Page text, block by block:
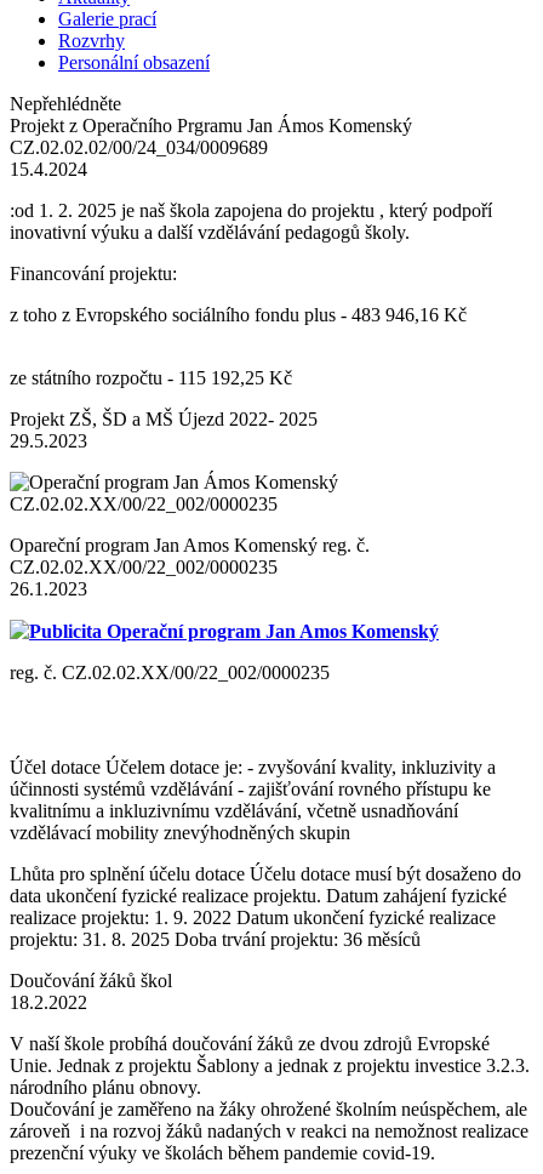
Galerie prací
Rozvrhy
Personální obsazení
Nepřehlédněte
Projekt z Operačního Prgramu Jan Ámos Komenský
CZ.02.02.02/00/24_034/0009689
15.4.2024
:od 1. 2. 2025 je naš škola zapojena do projektu , který podpoří
inovativní výuku a další vzdělávání pedagogů školy.
Financování projektu:
z toho z Evropského sociálního fondu plus - 483 946,16 Kč
ze státního rozpočtu - 115 192,25 Kč
Projekt ZŠ, ŠD a MŠ Újezd 2022- 2025
29.5.2023
Opareční program Jan Amos Komenský reg. č.
CZ.02.02.XX/00/22_002/0000235
26.1.2023
Publicita Operační program Jan Amos Komenský
reg. č. CZ.02.02.XX/00/22_002/0000235
Účel dotace Účelem dotace je: - zvyšování kvality, inkluzivity a
účinnosti systémů vzdělávání - zajišťování rovného přístupu ke
kvalitnímu a inkluzivnímu vzdělávání, včetně usnadňování
vzdělávací mobility znevýhodněných skupin
Lhůta pro splnění účelu dotace Účelu dotace musí být dosaženo do
data ukončení fyzické realizace projektu. Datum zahájení fyzické
realizace projektu: 1. 9. 2022 Datum ukončení fyzické realizace
projektu: 31. 8. 2025 Doba trvání projektu: 36 měsíců
Doučování žáků škol
18.2.2022
V naší škole probíhá doučování žáků ze dvou zdrojů Evropské
Unie. Jednak z projektu Šablony a jednak z projektu investice 3.2.3.
národního plánu obnovy.
Doučování je zaměřeno na žáky ohrožené školním neúspěchem, ale
zároveň i na rozvoj žáků nadaných v reakci na nemožnost realizace
prezenční výuky ve školách během pandemie covid-19.